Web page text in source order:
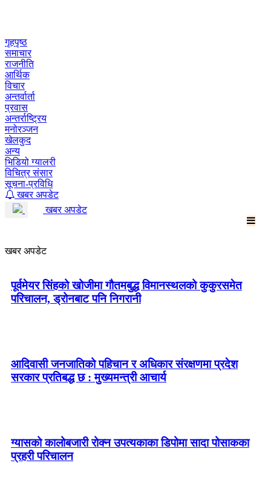
गृहपृष्ठ
समाचार
राजनीति
आर्थिक
विचार
अन्तर्वार्ता
प्रवास
अन्तर्राष्ट्रिय
मनोरञ्जन
खेलकुद
अन्य
भिडियो ग्यालरी
विचित्र संसार
सूचना-प्रविधि
खबर अपडेट
खबर अपडेट
खबर अपडेट
पूर्वमेयर सिंहको खोजीमा गौतमबुद्ध विमानस्थलको कुकुरसमेत
परिचालन, ड्रोनबाट पनि निगरानी
आदिवासी जनजातिको पहिचान र अधिकार संरक्षणमा प्रदेश
सरकार प्रतिबद्ध छ : मुख्यमन्त्री आचार्य
ग्यासको कालोबजारी रोक्न उपत्यकाका डिपोमा सादा पोसाकका
प्रहरी परिचालन